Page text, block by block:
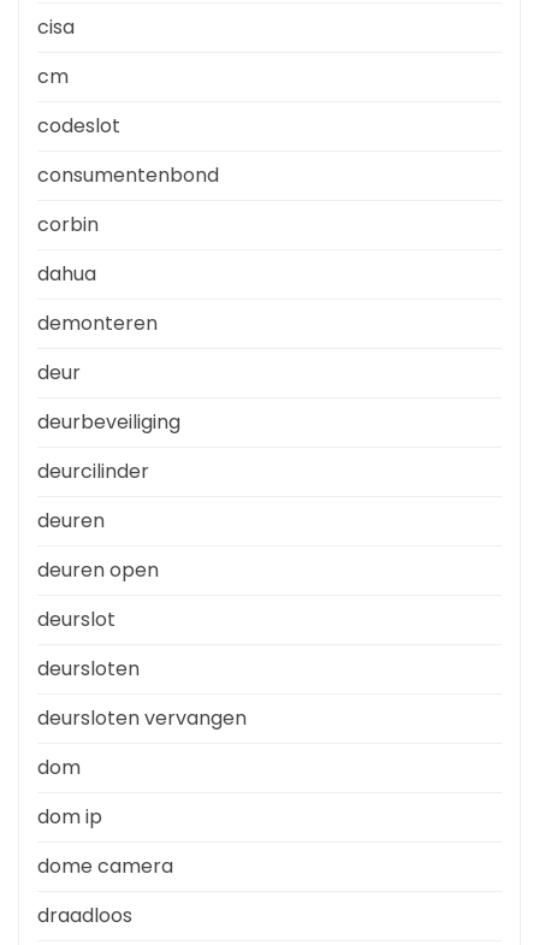
cisa
cm
codeslot
consumentenbond
corbin
dahua
demonteren
deur
deurbeveiliging
deurcilinder
deuren
deuren open
deurslot
deursloten
deursloten vervangen
dom
dom ip
dome camera
draadloos